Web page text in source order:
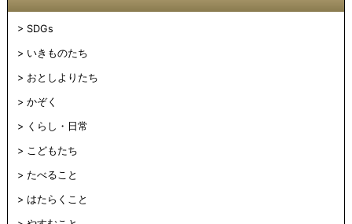
SDGs
いきものたち
おとしよりたち
かぞく
くらし・日常
こどもたち
たべること
はたらくこと